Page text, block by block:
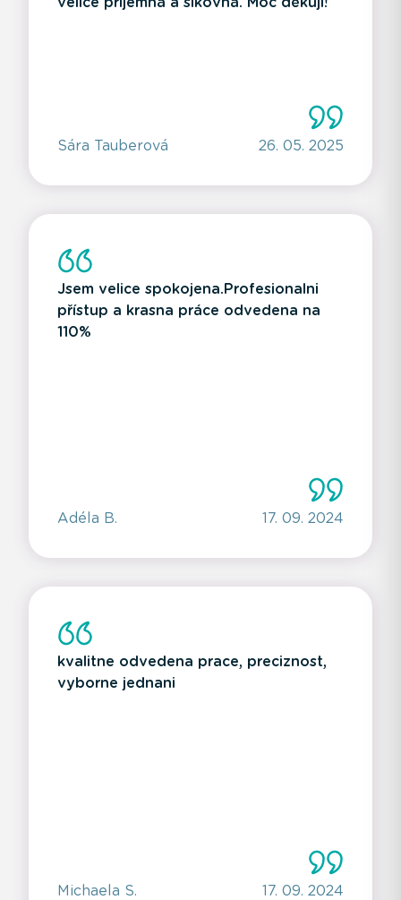
Sára Tauberová 26. 05. 2025
Jsem velice spokojena.Profesionalni
přístup a krasna práce odvedena na
110%
Adéla B. 17. 09. 2024
kvalitne odvedena prace, preciznost,
vyborne jednani
Michaela S. 17. 09. 2024